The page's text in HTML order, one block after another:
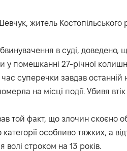
житель
в суді, доведено,
у помешканні 27-річної
час суперечки завдав
на місці події. Убивя
той факт, що злочин скоєно
категорії особливо тяжких, а
строком на 13 років.